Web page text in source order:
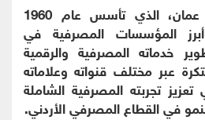
ويواصل بنك القاهرة عمان، الذي تأسس عام 1960
المؤسسات المصرفية في
خدماته المصرفية والرقمية
عبر مختلف قنواته وعلاماته
تجربته المصرفية الشاملة
في القطاع المصرفي الأردني.